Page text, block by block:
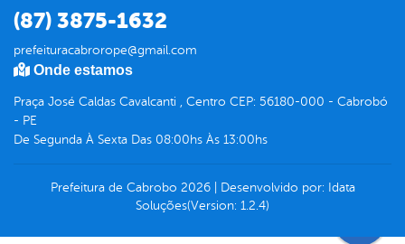
(87) 3875-1632
prefeituracabrorope@gmail.com
Onde estamos
Praça José Caldas Cavalcanti , Centro CEP: 56180-000 - Cabrobó
- PE
De Segunda À Sexta Das 08:00hs Às 13:00hs
Prefeitura de Cabrobo 2026| Desenvolvido por: Idata
Soluções(Version: 1.2.4)